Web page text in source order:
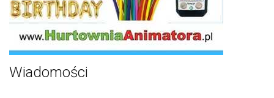
Wiadomości